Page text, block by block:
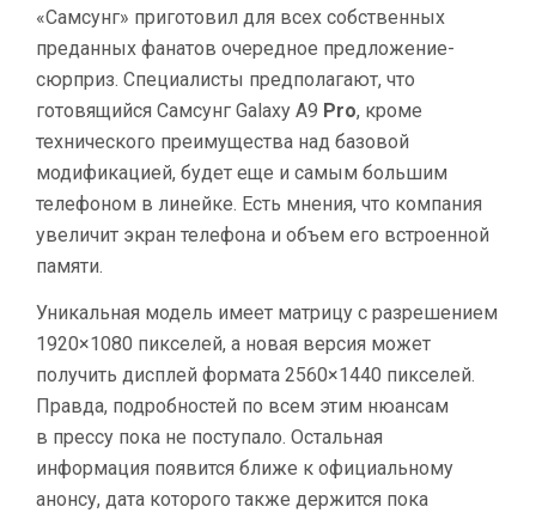
«Самсунг» приготовил для всех собственных
преданных фанатов очередное предложение-
сюрприз. Специалисты предполагают, что
готовящийся Самсунг Galaxy A9 Pro, кроме
технического преимущества над базовой
модификацией, будет еще и самым большим
телефоном в линейке. Есть мнения, что компания
увеличит экран телефона и объем его встроенной
памяти.
Уникальная модель имеет матрицу с разрешением
1920×1080 пикселей, а новая версия может
получить дисплей формата 2560×1440 пикселей.
Правда, подробностей по всем этим нюансам
в прессу пока не поступало. Остальная
информация появится ближе к официальному
анонсу, дата которого также держится пока